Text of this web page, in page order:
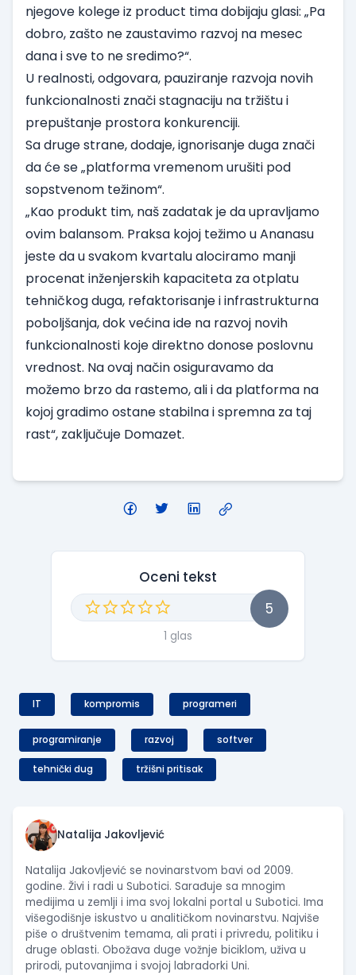
njegove kolege iz product tima dobijaju glasi: „Pa
dobro, zašto ne zaustavimo razvoj na mesec
dana i sve to ne sredimo?“.
U realnosti, odgovara, pauziranje razvoja novih
funkcionalnosti znači stagnaciju na tržištu i
prepuštanje prostora konkurenciji.
Sa druge strane, dodaje, ignorisanje duga znači
da će se „platforma vremenom urušiti pod
sopstvenom težinom“.
„Kao produkt tim, naš zadatak je da upravljamo
ovim balansom. Praksa kojoj težimo u Ananasu
jeste da u svakom kvartalu alociramo manji
procenat inženjerskih kapaciteta za otplatu
tehničkog duga, refaktorisanje i infrastrukturna
poboljšanja, dok većina ide na razvoj novih
funkcionalnosti koje direktno donose poslovnu
vrednost. Na ovaj način osiguravamo da
možemo brzo da rastemo, ali i da platforma na
kojoj gradimo ostane stabilna i spremna za taj
rast“, zaključuje Domazet.
Oceni tekst
5
1 glas
IT kompromis programeri
programiranje razvoj softver
tehnički dug tržišni pritisak
Natalija Jakovljević
Natalija Jakovljević se novinarstvom bavi od 2009.
godine. Živi i radi u Subotici. Sarađuje sa mnogim
medijima u zemlji i ima svoj lokalni portal u Subotici. Ima
višegodišnje iskustvo u analitičkom novinarstvu. Najviše
piše o društvenim temama, ali prati i privredu, politiku i
druge oblasti. Obožava duge vožnje biciklom, uživa u
prirodi, putovanjima i svojoj labradorki Uni.